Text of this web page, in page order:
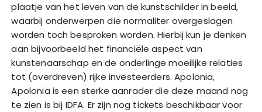
plaatje van het leven van de kunstschilder in beeld,
waarbij onderwerpen die normaliter overgeslagen
worden toch besproken worden. Hierbij kun je denken
aan bijvoorbeeld het financiële aspect van
kunstenaarschap en de onderlinge moeilijke relaties
tot (overdreven) rijke investeerders. Apolonia,
Apolonia is een sterke aanrader die deze maand nog
te zien is bij IDFA. Er zijn nog tickets beschikbaar voor